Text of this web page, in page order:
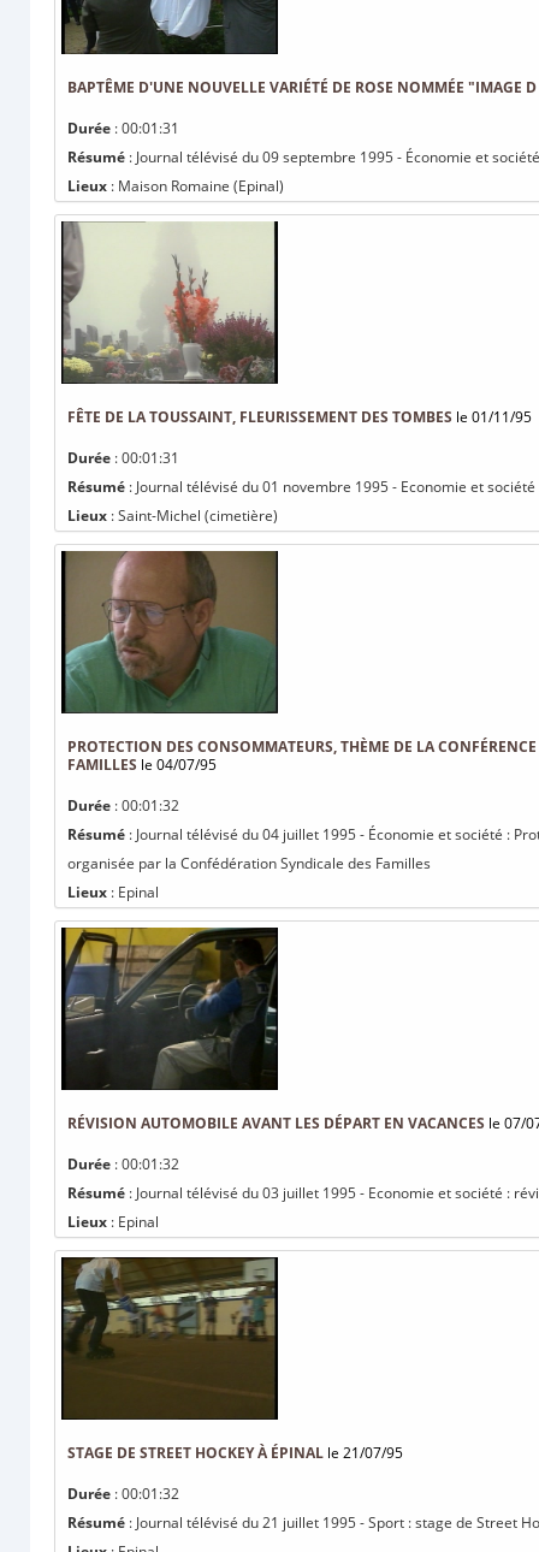
BAPTÊME D'UNE NOUVELLE VARIÉTÉ DE ROSE NOMMÉE "IMAGE
Durée : 00:01:31
Résumé : Journal télévisé du 09 septembre 1995 - Économie et
Lieux : Maison Romaine (Epinal)
FÊTE DE LA TOUSSAINT, FLEURISSEMENT DES TOMBES le 01/11/95
Durée : 00:01:31
Résumé : Journal télévisé du 01 novembre 1995 - Economie et
Lieux : Saint-Michel (cimetière)
PROTECTION DES CONSOMMATEURS, THÈME DE LA
FAMILLES le 04/07/95
Durée : 00:01:32
Résumé : Journal télévisé du 04 juillet 1995 - Économie et société :
organisée par la Confédération Syndicale des Familles
Lieux : Epinal
RÉVISION AUTOMOBILE AVANT LES DÉPART EN VACANCES le 07/
Durée : 00:01:32
Résumé : Journal télévisé du 03 juillet 1995 - Economie et société :
Lieux : Epinal
STAGE DE STREET HOCKEY À ÉPINAL le 21/07/95
Durée : 00:01:32
Résumé : Journal télévisé du 21 juillet 1995 - Sport : stage de Street